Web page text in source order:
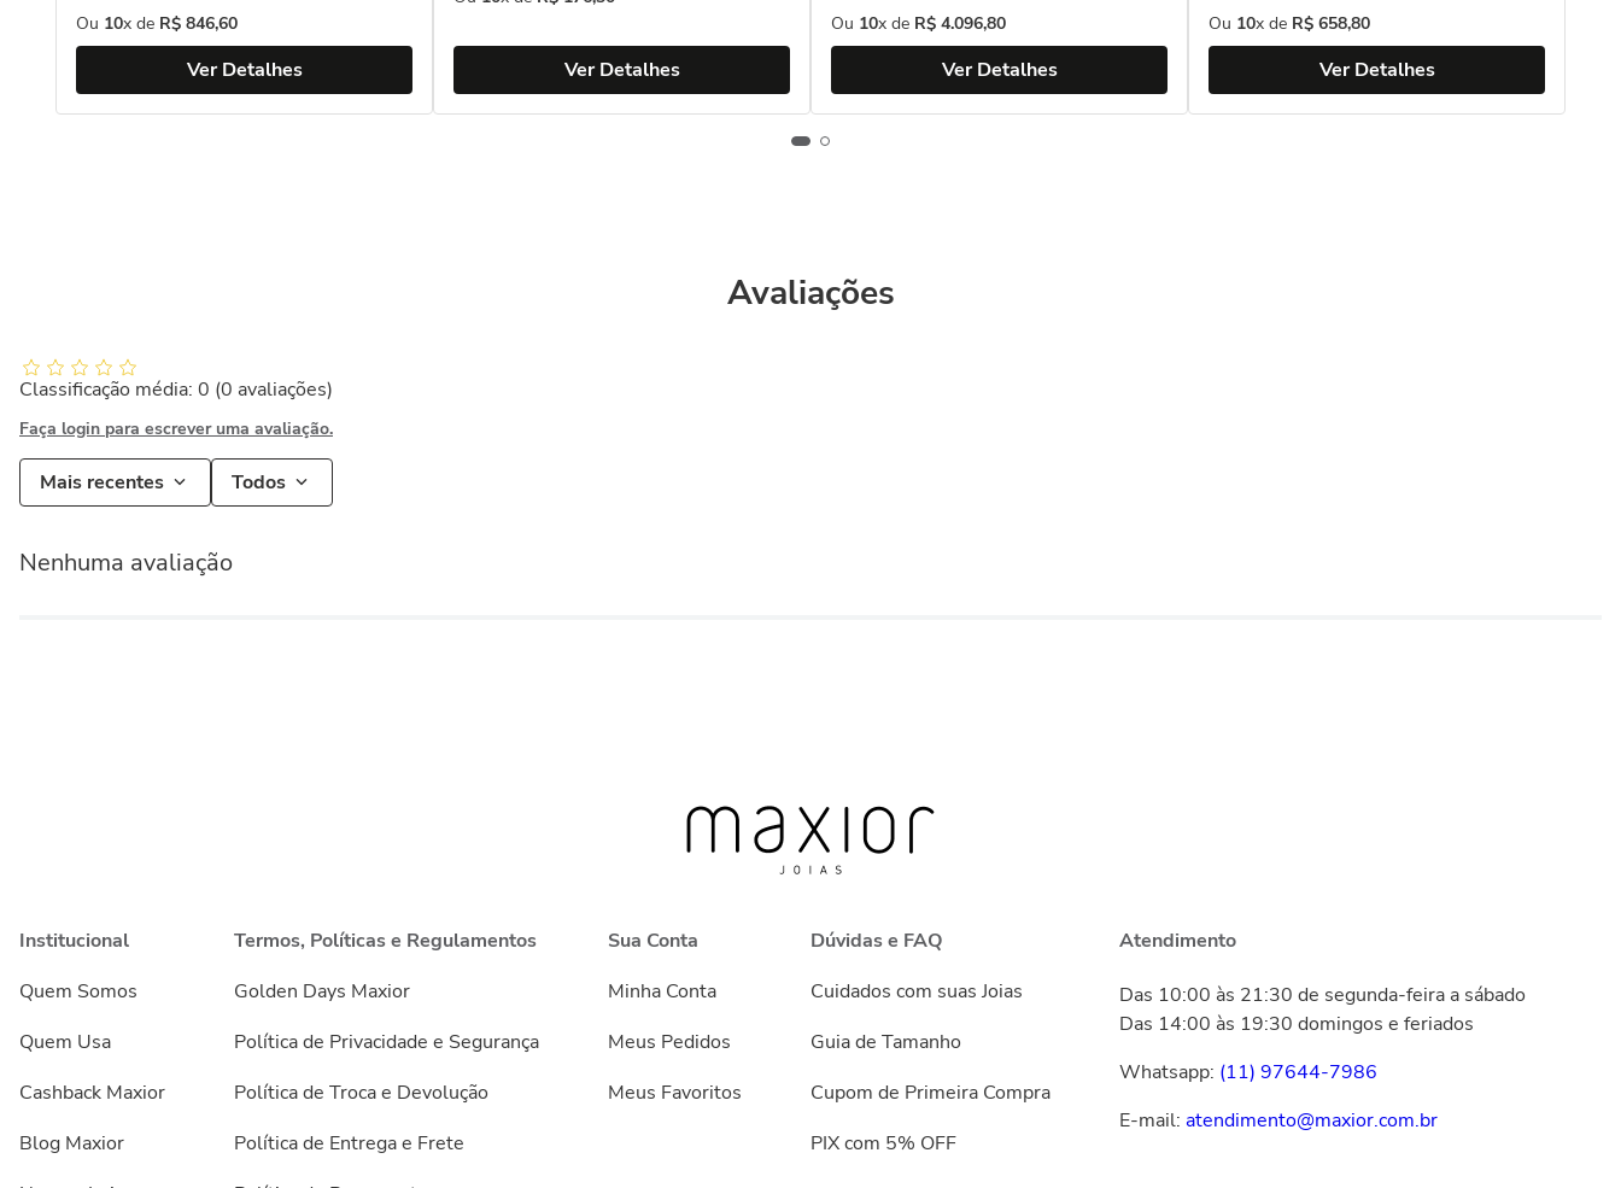
Ou 10x de R$ 846,60
Ver Detalhes Ver Detalhes
Ou 10x de R$ 4.096,80
Ver Detalhes
Ou 10x de R$ 658,80
Ver Detalhes
Avaliações
Classificação média: 0 (0 avaliações)
Faça login para escrever uma avaliação.
Mais recentes Todos
Nenhuma avaliação
Institucional
Quem Somos
Quem Usa
Cashback Maxior
Blog Maxior
Termos, Políticas e Regulamentos
Golden Days Maxior
Política de Privacidade e Segurança
Política de Troca e Devolução
Política de Entrega e Frete
Sua Conta
Minha Conta
Meus Pedidos
Meus Favoritos
Dúvidas e FAQ
Cuidados com suas Joias
Guia de Tamanho
Cupom de Primeira Compra
PIX com 5% OFF
Atendimento
Das 10:00 às 21:30 de segunda-feira a sábado
Das 14:00 às 19:30 domingos e feriados
Whatsapp: (11) 97644-7986
E-mail: atendimento@maxior.com.br